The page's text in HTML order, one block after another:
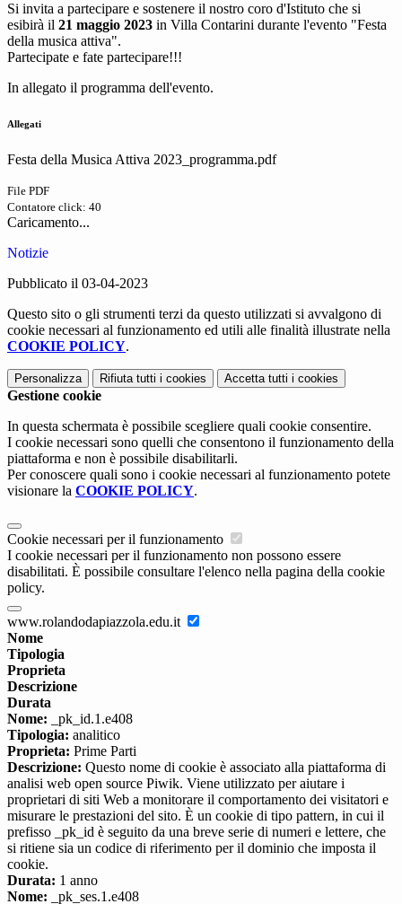
Si invita a partecipare e sostenere il nostro coro d'Istituto che si
esibirà il 21 maggio 2023 in Villa Contarini durante l'evento "Festa
della musica attiva".
Partecipate e fate partecipare!!!
In allegato il programma dell'evento.
Allegati
Festa della Musica Attiva 2023_programma.pdf
File PDF
Contatore click: 40
Caricamento...
Notizie
Pubblicato il 03-04-2023
Questo sito o gli strumenti terzi da questo utilizzati si avvalgono di
cookie necessari al funzionamento ed utili alle finalità illustrate nella
COOKIE POLICY.
Personalizza Rifiuta tutti i cookies Accetta tutti i cookies
Gestione cookie
In questa schermata è possibile scegliere quali cookie consentire.
I cookie necessari sono quelli che consentono il funzionamento della
piattaforma e non è possibile disabilitarli.
Per conoscere quali sono i cookie necessari al funzionamento potete
visionare la COOKIE POLICY.
Cookie necessari per il funzionamento
I cookie necessari per il funzionamento non possono essere
disabilitati. È possibile consultare l'elenco nella pagina della cookie
policy.
www.rolandodapiazzola.edu.it
Nome
Tipologia
Proprieta
Descrizione
Durata
Nome: _pk_id.1.e408
Tipologia: analitico
Proprieta: Prime Parti
Descrizione: Questo nome di cookie è associato alla piattaforma di
analisi web open source Piwik. Viene utilizzato per aiutare i
proprietari di siti Web a monitorare il comportamento dei visitatori e
misurare le prestazioni del sito. È un cookie di tipo pattern, in cui il
prefisso _pk_id è seguito da una breve serie di numeri e lettere, che
si ritiene sia un codice di riferimento per il dominio che imposta il
cookie.
Durata: 1 anno
Nome: _pk_ses.1.e408